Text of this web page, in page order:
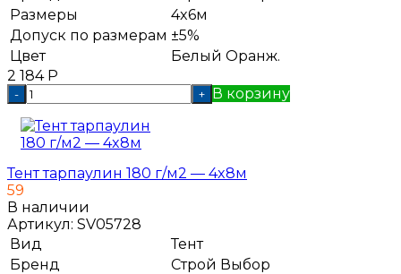
Размеры
4x6м
Допуск по размерам ±5%
Цвет
Белый Оранж.
2 184 Р
- + В корзину
Тент тарпаулин 180 г/м2 — 4x8м
59
В наличии
Артикул: SV05728
Вид
Тент
Бренд
Строй Выбор